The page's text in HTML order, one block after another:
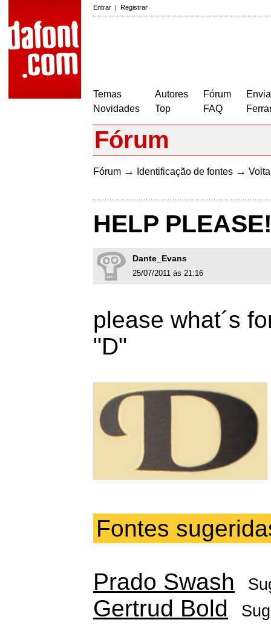
Entrar | Registrar
Temas
Novidades
Autores
Top
Fórum
FAQ
Fórum
Fórum → Identificação de fontes →
HELP
Dante_Evans
25/07/2011 às 21:16
please what´s
"D"
Fontes
Prado Swash
Gertrud Bold